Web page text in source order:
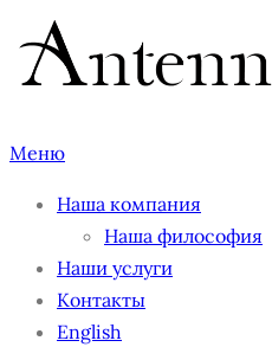
Перейти
содержимому
Меню
Наша компания
Наша философия
Наши услуги
Контакты
English